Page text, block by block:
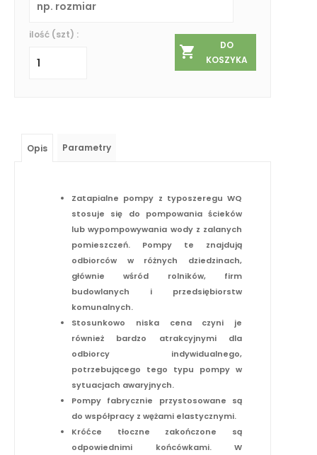
ilość (szt) :
DO
KOSZYKA
Opis Parametry
Zatapialne pompy z typoszeregu WQ
stosuje się do pompowania ścieków
lub wypompowywania wody z zalanych
pomieszczeń. Pompy te znajdują
odbiorców w różnych dziedzinach,
głównie wśród rolników, firm
budowlanych i przedsiębiorstw
komunalnych.
Stosunkowo niska cena czyni je
również bardzo atrakcyjnymi dla
odbiorcy indywidualnego,
potrzebującego tego typu pompy w
sytuacjach awaryjnych.
Pompy fabrycznie przystosowane są
do współpracy z wężami elastycznymi.
Króćce tłoczne zakończone są
odpowiednimi końcówkami. W